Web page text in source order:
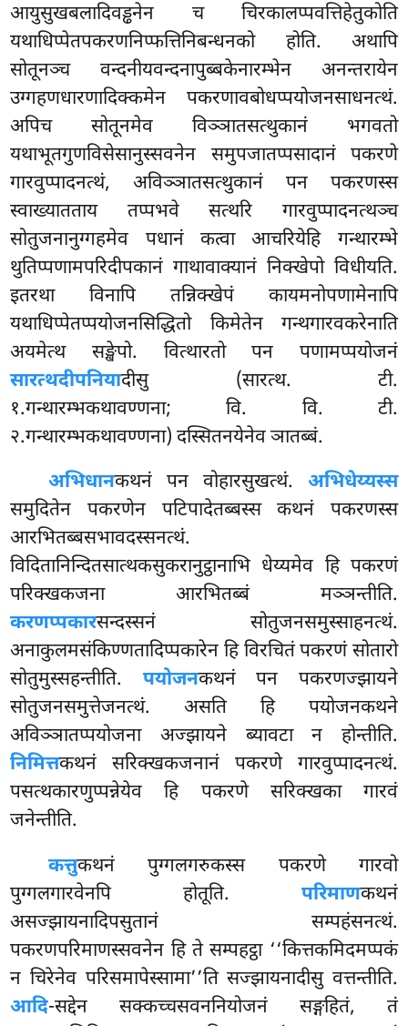
आयुसुखबलादिवड्ढनेन च चिरकालप्पवत्तिहेतुकोति
यथाधिप्पेतपकरणनिप्फत्तिनिबन्धनको होति. अथापि
सोतूनञ्च वन्दनीयवन्दनापुब्बकेनारम्भेन अनन्तरायेन
उग्गहणधारणादिक्कमेन पकरणावबोधप्पयोजनसाधनत्थं.
अपिच सोतूनमेव विञ्ञातसत्थुकानं भगवतो
यथाभूतगुणविसेसानुस्सवनेन समुपजातप्पसादानं पकरणे
गारवुप्पादनत्थं, अविञ्ञातसत्थुकानं पन पकरणस्स
स्वाख्यातताय तप्पभवे सत्थरि गारवुप्पादनत्थञ्च
सोतुजनानुग्गहमेव पधानं कत्वा आचरियेहि गन्थारम्भे
थुतिप्पणामपरिदीपकानं गाथावाक्यानं निक्खेपो विधीयति.
इतरथा विनापि तन्निक्खेपं कायमनोपणामेनापि
यथाधिप्पेतप्पयोजनसिद्धितो किमेतेन गन्थगारवकरेनाति
अयमेत्थ सङ्खेपो. वित्थारतो पन पणामप्पयोजनं
सारत्थदीपनियादीसु (सारत्थ. टी.
१.गन्थारम्भकथावण्णना; वि. वि. टी.
२.गन्थारम्भकथावण्णना) दस्सितनयेनेव ञातब्बं.
अभिधानकथनं पन वोहारसुखत्थं. अभिधेय्यस्स
समुदितेन पकरणेन पटिपादेतब्बस्स कथनं पकरणस्स
आरभितब्बसभावदस्सनत्थं.
विदितानिन्दितसात्थकसुकरानुट्ठानाभि धेय्यमेव हि पकरणं
परिक्खकजना आरभितब्बं मञ्ञन्तीति.
करणप्पकारसन्दस्सनं सोतुजनसमुस्साहनत्थं.
अनाकुलमसंकिण्णतादिप्पकारेन हि विरचितं पकरणं सोतारो
सोतुमुस्सहन्तीति. पयोजनकथनं पन पकरणज्झायने
सोतुजनसमुत्तेजनत्थं. असति हि पयोजनकथने
अविञ्ञातप्पयोजना अज्झायने ब्यावटा न होन्तीति.
निमित्तकथनं सरिक्खकजनानं पकरणे गारवुप्पादनत्थं.
पसत्थकारणुप्पन्नेयेव हि पकरणे सरिक्खका गारवं
जनेन्तीति.
कत्तुकथनं पुग्गलगरुकस्स पकरणे गारवो
पुग्गलगारवेनपि होतूति. परिमाणकथनं
असज्झायनादिपसुतानं सम्पहंसनत्थं.
पकरणपरिमाणस्सवनेन हि ते सम्पहट्ठा ‘‘कित्तकमिदमप्पकं
न चिरेनेव परिसमापेस्सामा’’ति सज्झायनादीसु वत्तन्तीति.
आदि-सद्देन सक्कच्चसवननियोजनं सङ्गहितं, तं